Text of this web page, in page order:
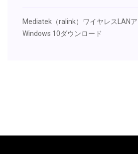
Mediatek（ralink）ワイヤレスLAN
Windows 10ダウンロード